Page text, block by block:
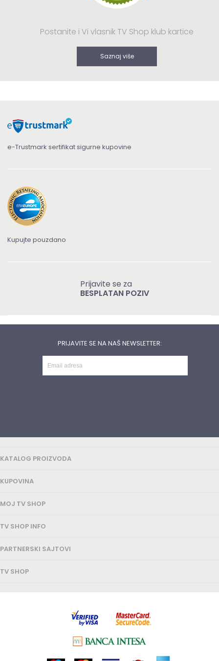
Postanite i Vi vlasnik TV Shop klub kartice
Saznaj više
e-Trustmark sertifikat sigurne kupovine
Kupujte pouzdano
Prijavite se za
BESPLATAN POZIV
PRIJAVITE SE NA NAŠ NEWSLETTER:
KATALOG PROIZVODA
KUPOVINA
MOJ TV SHOP
TV SHOP INFO
PARTNERSKI SAJTOVI
TV SHOP